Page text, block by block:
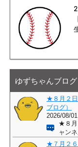
ゆずちゃんブログ